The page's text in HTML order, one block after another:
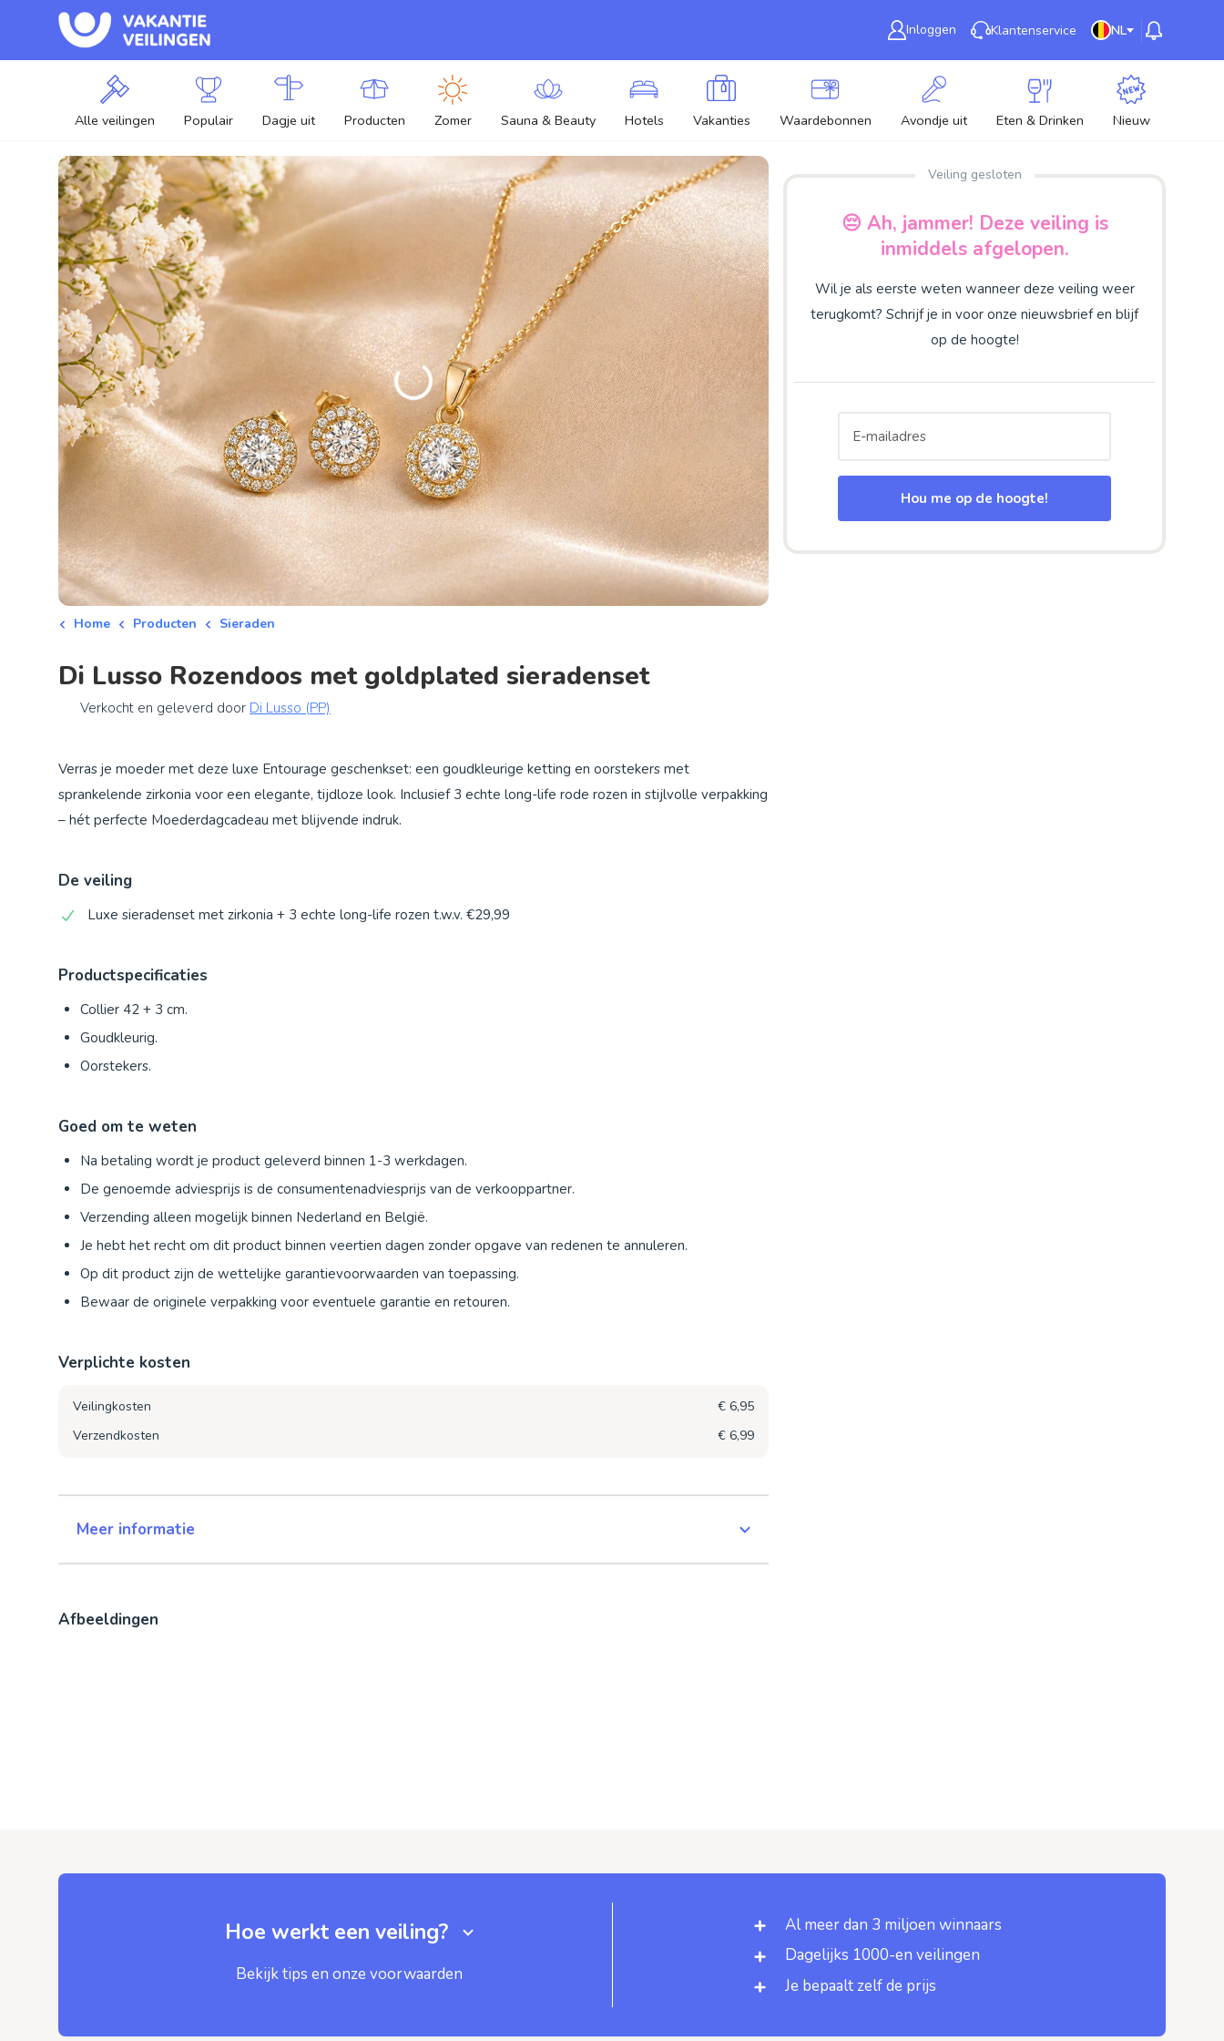
Inloggen Klantenservice NL
Alle veilingen Populair Dagje uit Producten Zomer Sauna & Beauty Hotels Vakanties Waardebonnen Avondje uit Eten & Drinken Nieuw
Home Producten Sieraden
Di Lusso Rozendoos met goldplated sieradenset
Verkocht en geleverd door Di Lusso (PP)
Veiling gesloten
😔 Ah, jammer! Deze veiling is
inmiddels afgelopen.
Wil je als eerste weten wanneer deze veiling weer
terugkomt? Schrijf je in voor onze nieuwsbrief en blijf
op de hoogte!
Hou me op de hoogte!
Verras je moeder met deze luxe Entourage geschenkset: een goudkleurige ketting en oorstekers met
sprankelende zirkonia voor een elegante, tijdloze look. Inclusief 3 echte long-life rode rozen in stijlvolle verpakking
– hét perfecte Moederdagcadeau met blijvende indruk.
De veiling
Luxe sieradenset met zirkonia + 3 echte long-life rozen t.w.v. €29,99
Productspecificaties
Collier 42 + 3 cm.
Goudkleurig.
Oorstekers.
Goed om te weten
Na betaling wordt je product geleverd binnen 1-3 werkdagen.
De genoemde adviesprijs is de consumentenadviesprijs van de verkooppartner.
Verzending alleen mogelijk binnen Nederland en België.
Je hebt het recht om dit product binnen veertien dagen zonder opgave van redenen te annuleren.
Op dit product zijn de wettelijke garantievoorwaarden van toepassing.
Bewaar de originele verpakking voor eventuele garantie en retouren.
Verplichte kosten
Veilingkosten
€ 6,95
Verzendkosten
€ 6,99
Meer informatie
Afbeeldingen
Hoe werkt een veiling?
Bekijk tips en onze voorwaarden
Al meer dan 3 miljoen winnaars
Dagelijks 1000-en veilingen
Je bepaalt zelf de prijs